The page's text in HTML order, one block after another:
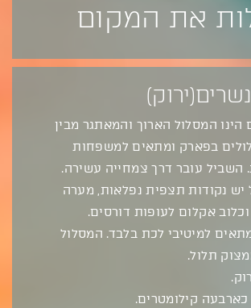
את המקום
הינו המסלול הארוך והמאתגר מבין
בפארק ומתאים למשפחות
השביל עובר דרך צמחייה עשירה.
יש נקודות תצפית נפלאות, מערה
אקלום לעופות דורסים.
למיטיבי לכת בלבד. המסלול
תלול.
קילומטרים.